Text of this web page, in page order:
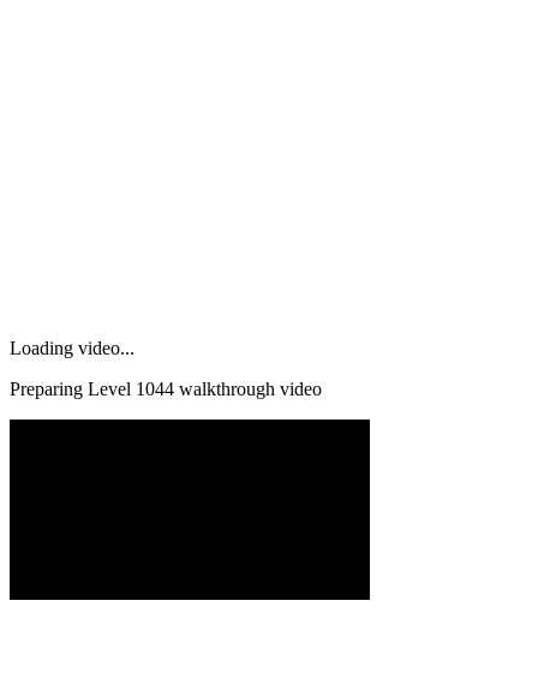
Loading video...
Preparing Level 1044 walkthrough video